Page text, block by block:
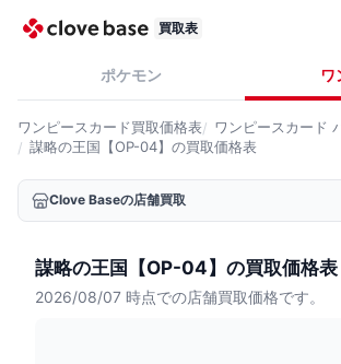
買取表
ポケモン ワ
ワンピースカード買取価格表 ワンピースカード
謀略の王国【OP-04】の買取価格表
Clove Baseの店舗買取
謀略の王国【OP-04】の買取価格表
2026/08/07 時点での店舗買取価格です。